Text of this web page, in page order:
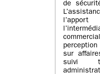
de
sur
suivi